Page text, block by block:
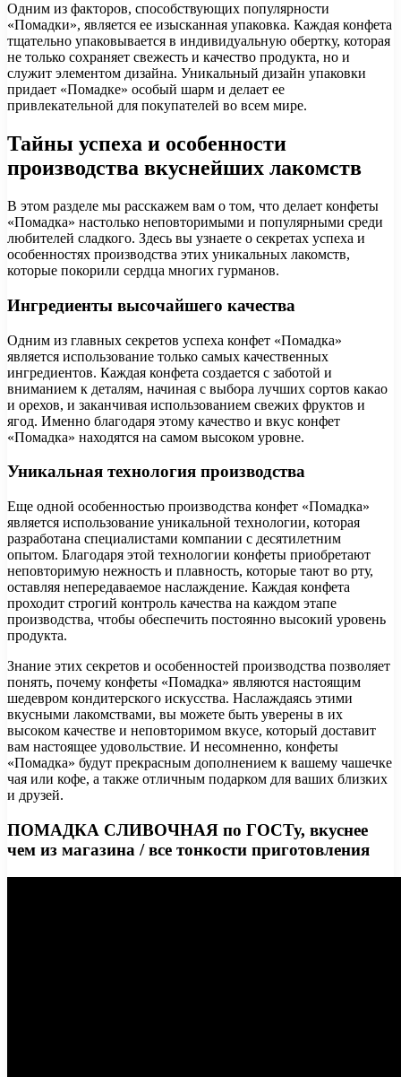
Одним из факторов, способствующих популярности
«Помадки», является ее изысканная упаковка. Каждая конфета
тщательно упаковывается в индивидуальную обертку, которая
не только сохраняет свежесть и качество продукта, но и
служит элементом дизайна. Уникальный дизайн упаковки
придает «Помадке» особый шарм и делает ее
привлекательной для покупателей во всем мире.
Тайны успеха и особенности
производства вкуснейших лакомств
В этом разделе мы расскажем вам о том, что делает конфеты
«Помадка» настолько неповторимыми и популярными среди
любителей сладкого. Здесь вы узнаете о секретах успеха и
особенностях производства этих уникальных лакомств,
которые покорили сердца многих гурманов.
Ингредиенты высочайшего качества
Одним из главных секретов успеха конфет «Помадка»
является использование только самых качественных
ингредиентов. Каждая конфета создается с заботой и
вниманием к деталям, начиная с выбора лучших сортов какао
и орехов, и заканчивая использованием свежих фруктов и
ягод. Именно благодаря этому качество и вкус конфет
«Помадка» находятся на самом высоком уровне.
Уникальная технология производства
Еще одной особенностью производства конфет «Помадка»
является использование уникальной технологии, которая
разработана специалистами компании с десятилетним
опытом. Благодаря этой технологии конфеты приобретают
неповторимую нежность и плавность, которые тают во рту,
оставляя непередаваемое наслаждение. Каждая конфета
проходит строгий контроль качества на каждом этапе
производства, чтобы обеспечить постоянно высокий уровень
продукта.
Знание этих секретов и особенностей производства позволяет
понять, почему конфеты «Помадка» являются настоящим
шедевром кондитерского искусства. Наслаждаясь этими
вкусными лакомствами, вы можете быть уверены в их
высоком качестве и неповторимом вкусе, который доставит
вам настоящее удовольствие. И несомненно, конфеты
«Помадка» будут прекрасным дополнением к вашему чашечке
чая или кофе, а также отличным подарком для ваших близких
и друзей.
ПОМАДКА СЛИВОЧНАЯ по ГОСТу, вкуснее
чем из магазина / все тонкости приготовления